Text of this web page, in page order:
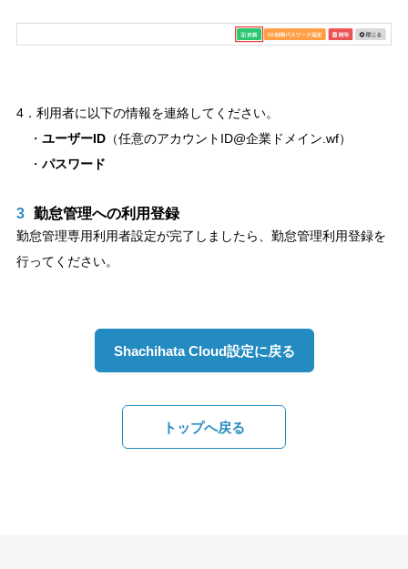
4．利用者に以下の情報を連絡してください。
・ ユーザーID（任意のアカウントID@企業ドメイン.wf）
・ パスワード
3 勤怠管理への利用登録
勤怠管理専用利用者設定が完了しましたら、勤怠管理利用登録を
行ってください。
Shachihata Cloud設定に戻る
トップへ戻る